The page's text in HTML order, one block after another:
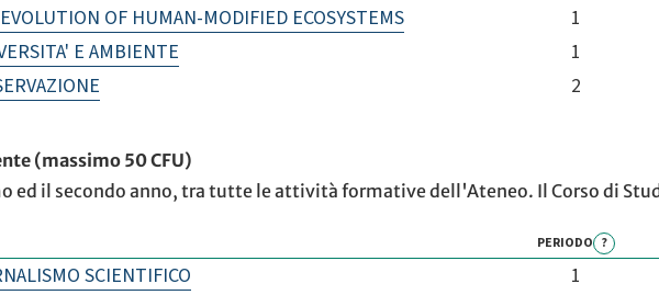
OF HUMAN-MODIFIED ECOSYSTEMS 1
E AMBIENTE 1
2
(massimo 50 CFU)
ed il secondo anno, tra tutte le attività formative dell'Ateneo. Il Corso di
PERIODO ?
SCIENTIFICO 1